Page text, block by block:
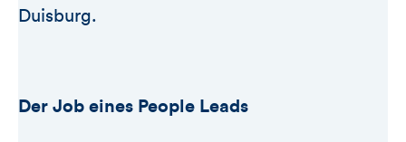
Duisburg.
Der Job eines People Leads